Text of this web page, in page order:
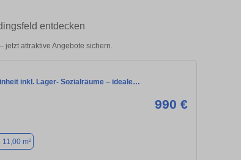
entdecken
attraktive Angebote sichern.
inkl. Lager- Sozialräume – ideale…
990 €
11,00 m²